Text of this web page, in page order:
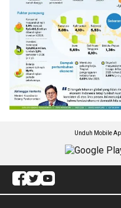
Unduh Mobile